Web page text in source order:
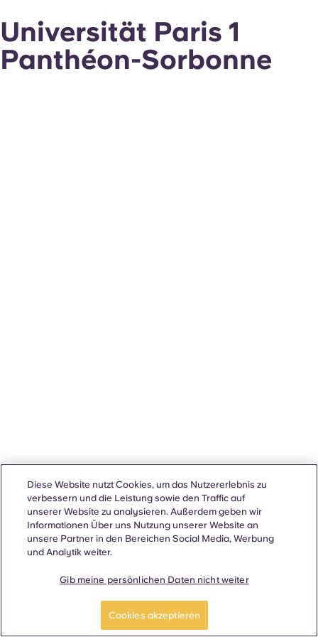
Universität Paris 1
Panthéon-Sorbonne
Diese Website nutzt Cookies, um das Nutzererlebnis zu
verbessern und die Leistung sowie den Traffic auf
unserer Website zu analysieren. Außerdem geben wir
Informationen Über uns Nutzung unserer Website an
unsere Partner in den Bereichen Social Media, Werbung
und Analytik weiter.
Gib meine persönlichen Daten nicht weiter
Cookies akzeptieren